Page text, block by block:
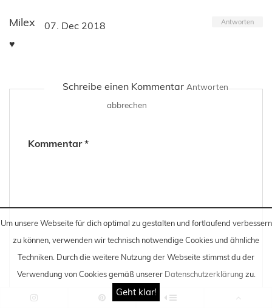
Um unsere Webseite für dich optimal zu gestalten und fortlaufend verbessern
zu können, verwenden wir technisch notwendige Cookies und ähnliche
Techniken . Durch die weitere Nutzung der Webseite stimmst du der
Verwendung von Cookies gemäß unserer Datenschutzerklärung zu.
Geht klar!
Milex 07. Dec 2018 Antworten
♥
Schreibe einen Kommentar Antworten
abbrechen
Kommentar*